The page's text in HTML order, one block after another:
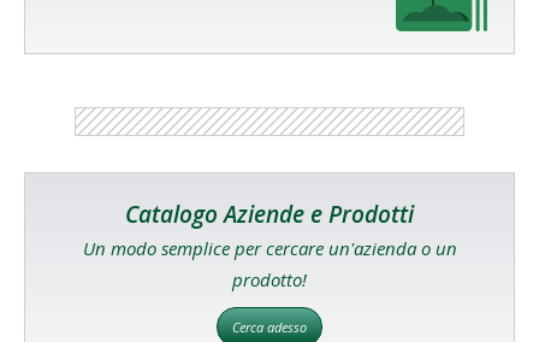
Catalogo Aziende e Prodotti
Un modo semplice per cercare un'azienda o un
prodotto!
Cerca adesso